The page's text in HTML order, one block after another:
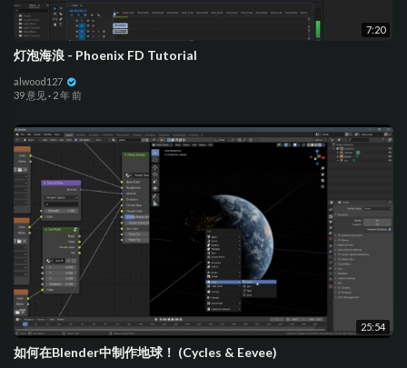
7:20
灯泡海浪 - Phoenix FD Tutorial
alwood127
39 意见· 2 年 前
25:54
如何在Blender中制作地球！ (Cycles & Eevee)